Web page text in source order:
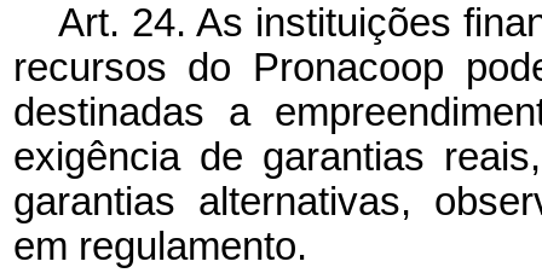
Art. 24. As instituições
recursos do Pronacoop
destinadas a
exigência de garantias
garantias alternativas,
em regulamento.